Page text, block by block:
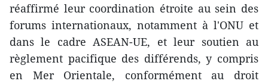
réaffirmé leur coordination étroite au sein des
forums internationaux, notamment à l'ONU et
dans le cadre ASEAN-UE, et leur soutien au
règlement pacifique des différends, y compris
en Mer Orientale, conformément au droit